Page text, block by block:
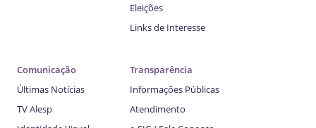
Eleições
Links de Interesse
Comunicação
Últimas Notícias
TV Alesp
Transparência
Informações Públicas
Atendimento